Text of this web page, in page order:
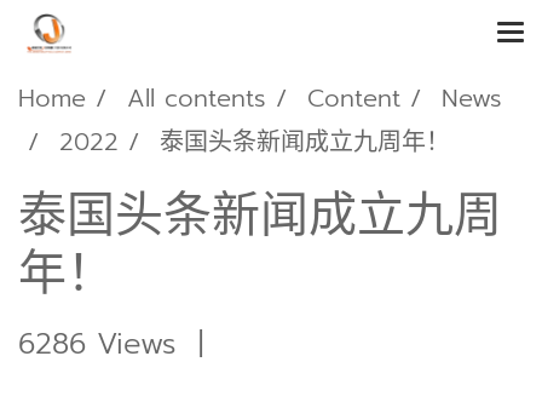
Home All contents Content
News
2022
泰国头条新闻成立九周年！
泰国头条新闻成立九周
年！
6286 Views |